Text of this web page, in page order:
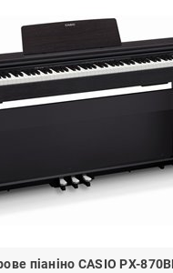
піаніно CASIO PX-